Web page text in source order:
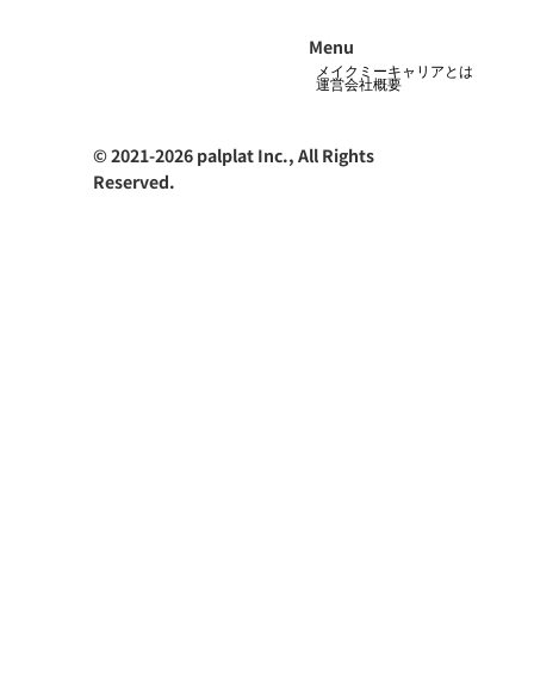
© 2021-2026 palplat Inc., All Rights
Reserved.
Menu
メイクミーキャリアとは
運営会社概要